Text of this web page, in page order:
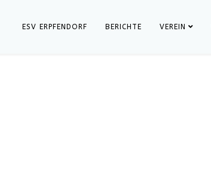
ESV ERPFENDORF BERICHTE VEREIN